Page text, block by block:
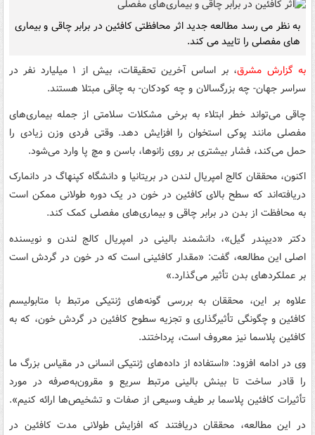
به نظر می رسد مطالعه جدید اثر محافظتی کافئین در برابر چاقی و بیماری
های مفصلی را تایید می کند.
به گزارش مشرق
، بر اساس آخرین تحقیقات، بیش از ۱ میلیارد نفر در
سراسر جهان- چه بزرگسالان و چه کودکان- به چاقی مبتلا هستند.
چاقی می‌تواند خطر ابتلاء به برخی مشکلات سلامتی از جمله بیماری‌های
مفصلی مانند پوکی استخوان را افزایش دهد. وقتی فردی وزن زیادی را
حمل می‌کند، فشار بیشتری بر روی زانوها، باسن و مچ پا وارد می‌شود.
اکنون، محققان کالج امپریال لندن در بریتانیا و دانشگاه کپنهاگ در دانمارک
دریافته‌اند که سطح بالای کافئین در خون در یک دوره طولانی ممکن است
به محافظت از بدن در برابر چاقی و بیماری‌های مفصلی کمک کند.
دکتر «دیپندر گیل»، دانشمند بالینی در امپریال کالج لندن و نویسنده
اصلی این مطالعه، گفت: «مقدار کافئینی است که در خون در گردش است
بر عملکردهای بدن تأثیر می‌گذارد.»
علاوه بر این، محققان به بررسی گونه‌های ژنتیکی مرتبط با متابولیسم
کافئین و چگونگی تأثیرگذاری و تجزیه سطوح کافئین در گردش خون، که به
کافئین پلاسما نیز معروف است، پرداختند.
وی در ادامه افزود: «استفاده از داده‌های ژنتیکی انسانی در مقیاس بزرگ ما
را قادر ساخت تا بینش بالینی مرتبط سریع و مقرون‌به‌صرفه در مورد
تأثیرات کافئین پلاسما بر طیف وسیعی از صفات و تشخیص‌ها ارائه کنیم».
در این مطالعه، محققان دریافتند که افزایش طولانی مدت کافئین در